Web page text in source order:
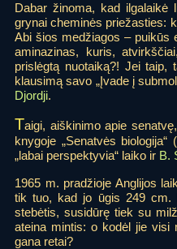
Dabar žinoma, kad ilgalaikė
grynai cheminės priežasties:
Abi šios medžiagos – puikūs
aminazinas, kuris,
prislėgtą nuotaiką?! Jei taip,
klausimą savo „Įvade į
Djordji.
Taigi, aiškinimo apie
knygoje „Senatvės
„labai perspektyvia“ laiko ir B.
1965 m. pradžioje Anglijos
tik tuo, kad jo ūgis 249 cm.
stebėtis, susidūrę tiek su
ateina mintis: o kodėl jie visi
gana retai?